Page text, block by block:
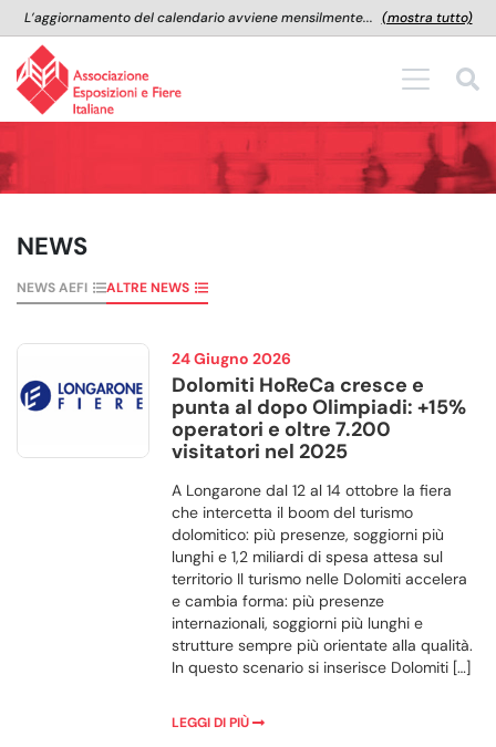
L’aggiornamento del calendario avviene mensilmente... (mostra tutto)
NEWS
NEWS AEFI ALTRE NEWS
24 Giugno 2026
Dolomiti HoReCa cresce e
punta al dopo Olimpiadi: +15%
operatori e oltre 7.200
visitatori nel 2025
A Longarone dal 12 al 14 ottobre la fiera
che intercetta il boom del turismo
dolomitico: più presenze, soggiorni più
lunghi e 1,2 miliardi di spesa attesa sul
territorio Il turismo nelle Dolomiti accelera
e cambia forma: più presenze
internazionali, soggiorni più lunghi e
strutture sempre più orientate alla qualità.
In questo scenario si inserisce Dolomiti […]
LEGGI DI PIÙ